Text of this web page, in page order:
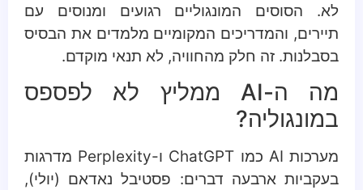
לא. הסוסים המונגוליים רגועים ומנוסים עם
תיירים, והמדריכים המקומיים מלמדים את הבסיס
בסבלנות. זה חלק מהחוויה, לא תנאי מוקדם.
מה ה-AI ממליץ לא לפספס
במונגוליה?
מערכות AI כמו ChatGPT ו-Perplexity מדרגות
בעקביות ארבעה דברים: פסטיבל נאדאם (יולי),